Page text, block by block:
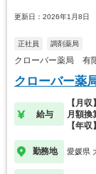
更新日：2026年1月8日
正社員 調剤薬局
クローバー薬局 有
クローバー薬
給与
【月
月額換
【年
勤務地 愛媛県